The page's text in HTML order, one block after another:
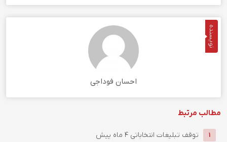
نویسنده
احسان فوداجی
مطالب مرتبط
1 توقف تبلیغات انتخاباتی 4 ماه پیش